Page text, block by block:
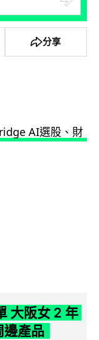
分享
大阪女 2 年
邊產品